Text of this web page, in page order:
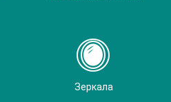
Зеркала